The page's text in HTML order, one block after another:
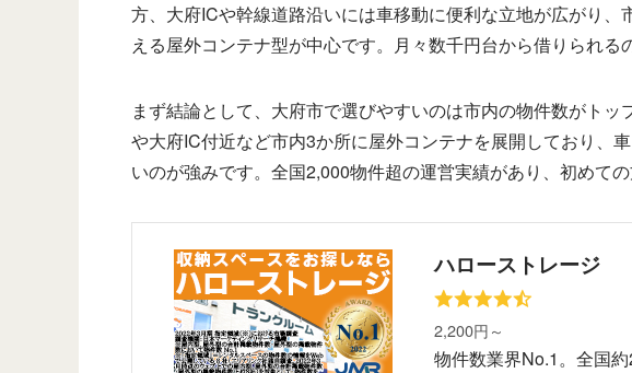
方、大府ICや幹線道路沿いには車移動に便利な立地が広がり
える屋外コンテナ型が中心です。月々数千円台から借りられる
まず結論として、大府市で選びやすいのは市内の物件数がトッ
や大府IC付近など市内3か所に屋外コンテナを展開しており、
いのが強みです。全国2,000物件超の運営実績があり、初めての
ハローストレージ
2,200円～
物件数業界No.1。全国